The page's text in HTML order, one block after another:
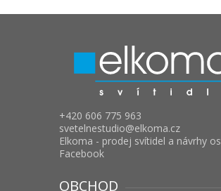
+420 606 775 963
svetelnestudio
elkoma.cz
Elkoma - prodej svítidel a návrhy
Facebook
OBCHOD